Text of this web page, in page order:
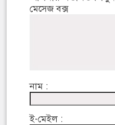
মেসেজ বক্স
নাম :
ই-মেইল :